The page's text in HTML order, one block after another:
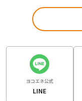
ヨコエネ公式
LINE